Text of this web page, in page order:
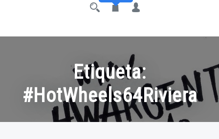
Etiqueta:
#HotWheels64Riviera